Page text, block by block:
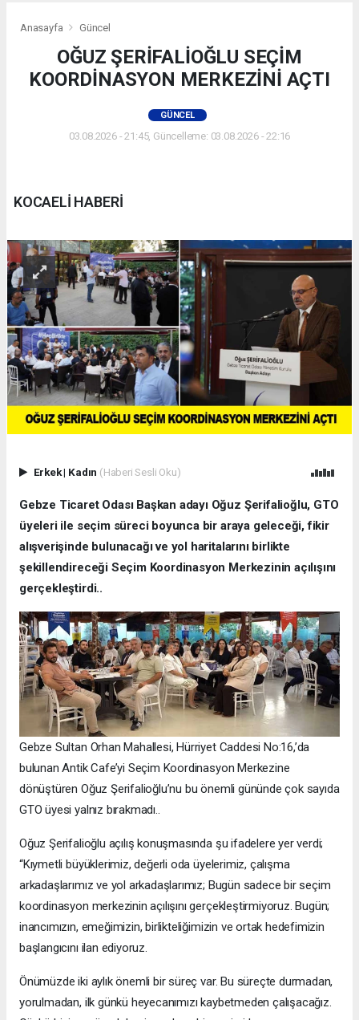
Anasayfa Güncel
OĞUZ ŞERİFALİOĞLU SEÇİM
KOORDİNASYON MERKEZİNİ AÇTI
GÜNCEL
03.08.2026 - 21:45, Güncelleme: 03.08.2026 - 22:16
KOCAELİ HABERİ
Erkek| Kadın (Haberi Sesli Oku)
Gebze Ticaret Odası Başkan adayı Oğuz Şerifalioğlu, GTO
üyeleri ile seçim süreci boyunca bir araya geleceği, fikir
alışverişinde bulunacağı ve yol haritalarını birlikte
şekillendireceği Seçim Koordinasyon Merkezinin açılışını
gerçekleştirdi..
Gebze Sultan Orhan Mahallesi, Hürriyet Caddesi No:16,’da
bulunan Antik Cafe’yi Seçim Koordinasyon Merkezine
dönüştüren Oğuz Şerifalioğlu’nu bu önemli gününde çok sayıda
GTO üyesi yalnız bırakmadı..
Oğuz Şerifalioğlu açılış konuşmasında şu ifadelere yer verdi;
“Kıymetli büyüklerimiz, değerli oda üyelerimiz, çalışma
arkadaşlarımız ve yol arkadaşlarımız; Bugün sadece bir seçim
koordinasyon merkezinin açılışını gerçekleştirmiyoruz. Bugün;
inancımızın, emeğimizin, birlikteliğimizin ve ortak hedefimizin
başlangıcını ilan ediyoruz.
Önümüzde iki aylık önemli bir süreç var. Bu süreçte durmadan,
yorulmadan, ilk günkü heyecanımızı kaybetmeden çalışacağız.